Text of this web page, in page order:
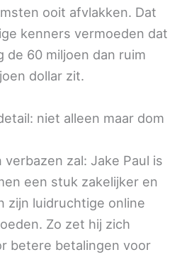
ooit afvlakken. Dat
kenners vermoeden dat
de 60 miljoen dan ruim
dollar zit.
niet alleen maar dom
zal: Jake Paul is
een stuk zakelijker en
zijn luidruchtige online
Zo zet hij zich
betere betalingen voor